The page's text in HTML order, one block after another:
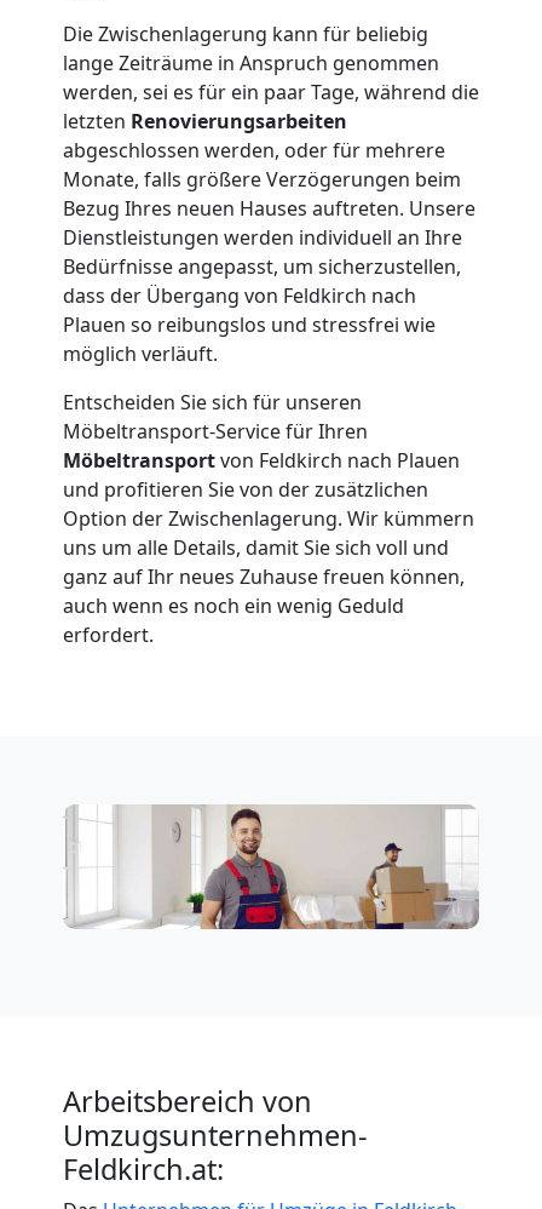
Die Zwischenlagerung kann für beliebig
lange Zeiträume in Anspruch genommen
werden, sei es für ein paar Tage, während die
letzten Renovierungsarbeiten
abgeschlossen werden, oder für mehrere
Monate, falls größere Verzögerungen beim
Bezug Ihres neuen Hauses auftreten. Unsere
Dienstleistungen werden individuell an Ihre
Bedürfnisse angepasst, um sicherzustellen,
dass der Übergang von Feldkirch nach
Plauen so reibungslos und stressfrei wie
möglich verläuft.
Entscheiden Sie sich für unseren
Möbeltransport-Service für Ihren
Möbeltransportvon Feldkirch nach Plauen
und profitieren Sie von der zusätzlichen
Option der Zwischenlagerung. Wir kümmern
uns um alle Details, damit Sie sich voll und
ganz auf Ihr neues Zuhause freuen können,
auch wenn es noch ein wenig Geduld
erfordert.
Arbeitsbereich von
Umzugsunternehmen-
Feldkirch.at: